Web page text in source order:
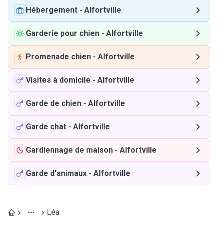
Hébergement - Alfortville
Garderie pour chien - Alfortville
Promenade chien - Alfortville
Visites à domicile - Alfortville
Garde de chien - Alfortville
Garde chat - Alfortville
Gardiennage de maison - Alfortville
Garde d'animaux - Alfortville
Léa